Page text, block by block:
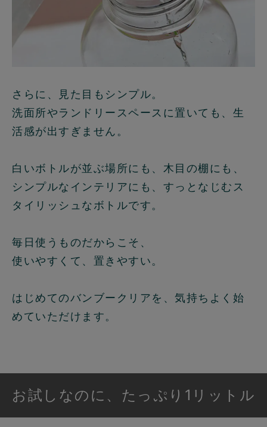
さらに、見た目もシンプル。
洗面所やランドリースペースに置いても、生
活感が出すぎません。
白いボトルが並ぶ場所にも、木目の棚にも、
シンプルなインテリアにも、すっとなじむス
タイリッシュなボトルです。
毎日使うものだからこそ、
使いやすくて、置きやすい。
はじめてのバンブークリアを、気持ちよく始
めていただけます。
お試しなのに、たっぷり1リットル